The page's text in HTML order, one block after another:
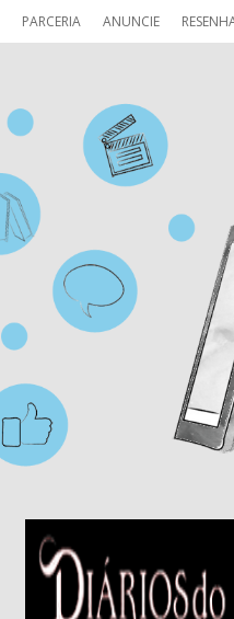
PARCERIA ANUNCIE